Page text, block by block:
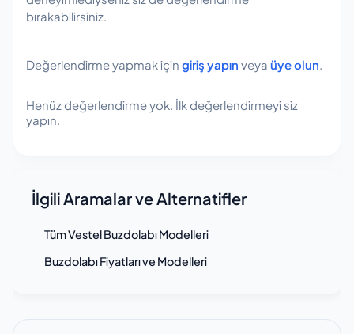
bırakabilirsiniz.
Değerlendirme yapmak için giriş yapın veya üye olun
Henüz değerlendirme yok. İlk değerlendirmeyi siz
yapın.
İlgili Aramalar ve Alternatifler
Tüm Vestel Buzdolabı Modelleri
Buzdolabı Fiyatları ve Modelleri